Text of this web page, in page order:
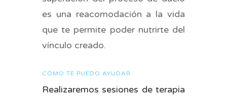
es una reacomodación a la vida
que te permite poder nutrirte del
vínculo creado.
CÓMO TE PUEDO AYUDAR
Realizaremos sesiones de terapia